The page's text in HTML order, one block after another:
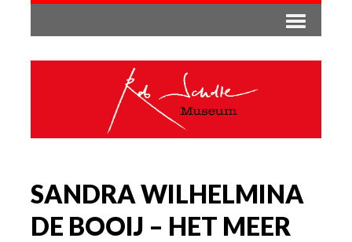
SANDRA WILHELMINA
DE BOOIJ – HET MEER